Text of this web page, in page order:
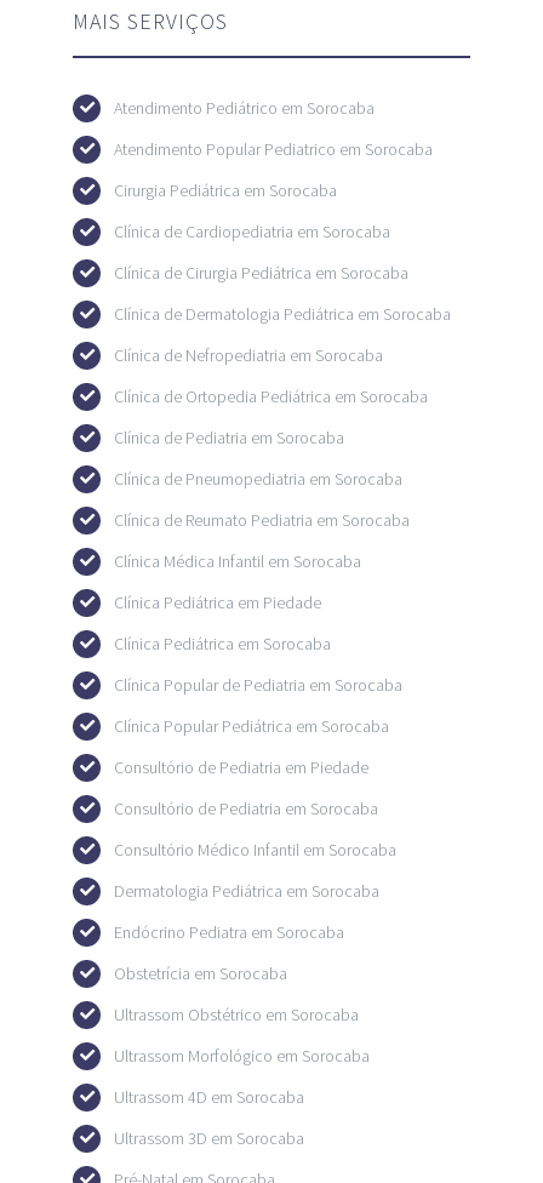
MAIS SERVIÇOS
Atendimento Pediátrico em Sorocaba
Atendimento Popular Pediatrico em Sorocaba
Cirurgia Pediátrica em Sorocaba
Clínica de Cardiopediatria em Sorocaba
Clínica de Cirurgia Pediátrica em Sorocaba
Clínica de Dermatologia Pediátrica em Sorocaba
Clínica de Nefropediatria em Sorocaba
Clínica de Ortopedia Pediátrica em Sorocaba
Clínica de Pediatria em Sorocaba
Clínica de Pneumopediatria em Sorocaba
Clínica de Reumato Pediatria em Sorocaba
Clínica Médica Infantil em Sorocaba
Clínica Pediátrica em Piedade
Clínica Pediátrica em Sorocaba
Clínica Popular de Pediatria em Sorocaba
Clínica Popular Pediátrica em Sorocaba
Consultório de Pediatria em Piedade
Consultório de Pediatria em Sorocaba
Consultório Médico Infantil em Sorocaba
Dermatologia Pediátrica em Sorocaba
Endócrino Pediatra em Sorocaba
Obstetrícia em Sorocaba
Ultrassom Obstétrico em Sorocaba
Ultrassom Morfológico em Sorocaba
Ultrassom 4D em Sorocaba
Ultrassom 3D em Sorocaba